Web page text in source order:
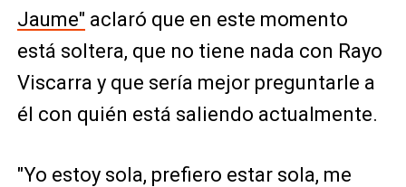
Jaume" aclaró que en este momento
está soltera, que no tiene nada con Rayo
Viscarra y que sería mejor preguntarle a
él con quién está saliendo actualmente.
"Yo estoy sola, prefiero estar sola, me